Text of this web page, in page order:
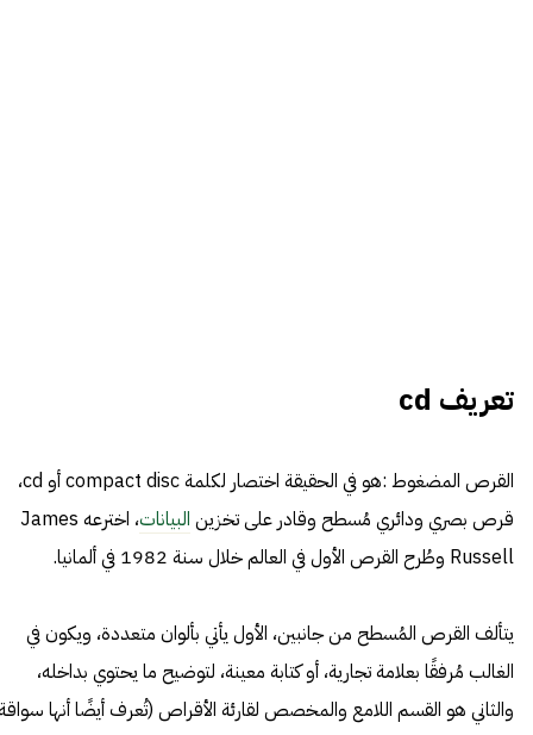
تعريف cd
القرص المضغوط :هو في الحقيقة اختصار لكلمة compact disc أو cd،
قرص بصري ودائري مُسطح وقادر على تخزين البيانات
، اخترعه James
Russell وطُرح القرص الأول في العالم خلال سنة 1982 في ألمانيا.
يتألف القرص المُسطح من جانبين، الأول يأتي بألوان متعددة، ويكون في
الغالب مُرفقًا بعلامة تجارية، أو كتابة معينة، لتوضيح ما يحتوي بداخله،
والثاني هو القسم اللامع والمخصص لقارئة الأقراص (تُعرف أيضًا أنها